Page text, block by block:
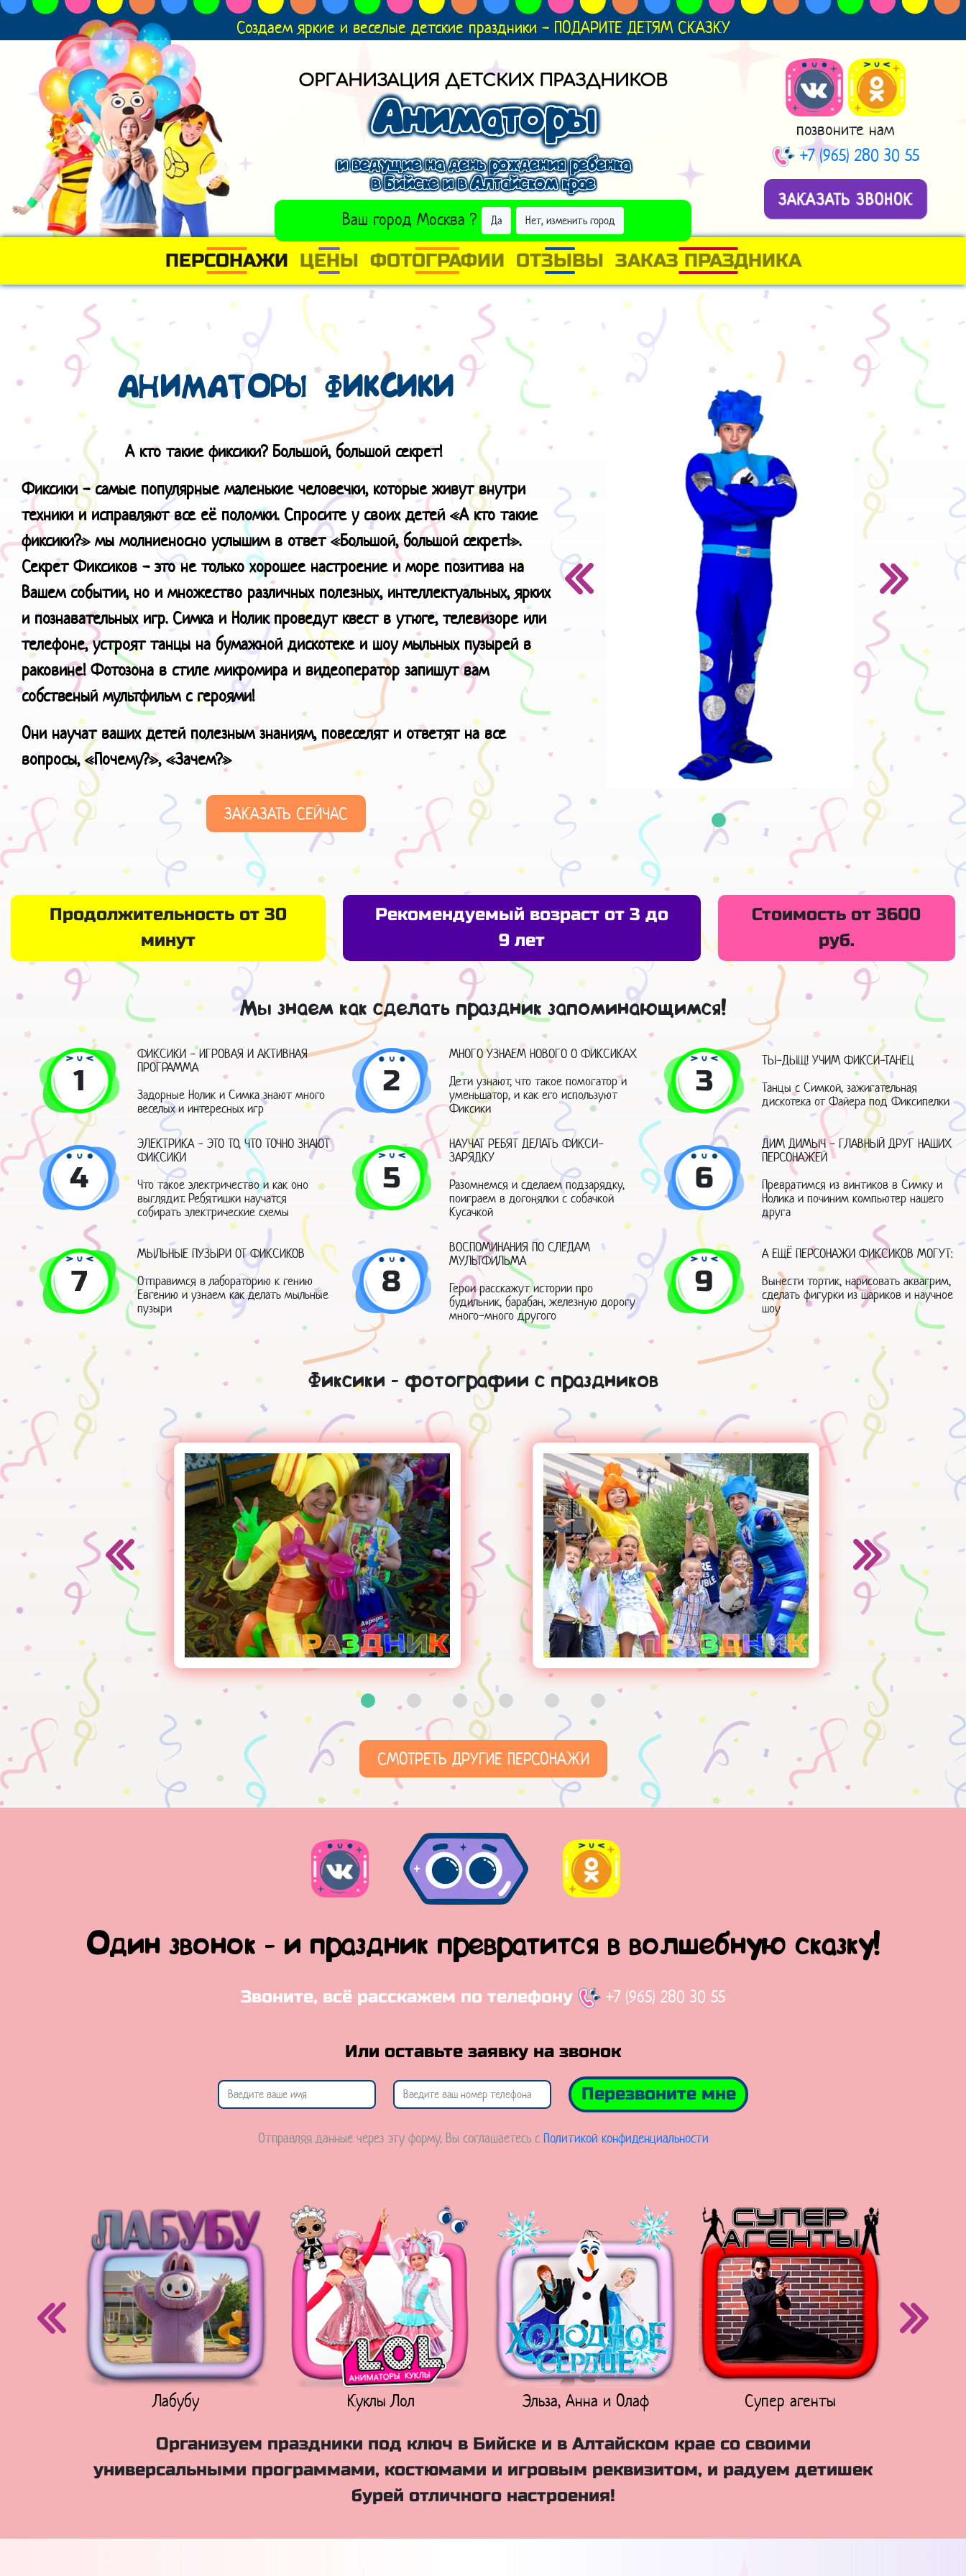
Создаем яркие и веселые детские праздники - ПОДАРИТЕ ДЕТЯМ СКАЗКУ
ОРГАНИЗАЦИЯ ДЕТСКИХ ПРАЗДНИКОВ
Аниматоры
и ведущие на день рождения ребенка
в Бийске и в Алтайском крае
Ваш город Москва ? Да Нет, изменить город
ВЫБРАТЬ ДРУГОЙ ГОРОД
позвоните нам
+7 (965) 280 30 55
ЗАКАЗАТЬ ЗВОНОК
ПЕРСОНАЖИ ЦЕНЫ ФОТОГРАФИИ ОТЗЫВЫ ЗАКАЗ ПРАЗДНИКА
АНИМАТОРЫ ФИКСИКИ
А кто такие фиксики? Большой, большой секрет!
Фиксики - самые популярные маленькие человечки, которые живут внутри
техники и исправляют все её поломки. Спросите у своих детей «А кто такие
фиксики?» мы молниеносно услышим в ответ «Большой, большой секрет!».
Секрет Фиксиков - это не только хорошее настроение и море позитива на
Вашем событии, но и множество различных полезных, интеллектуальных, ярких
и познавательных игр. Симка и Нолик проведут квест в утюге, телевизоре или
телефоне, устроят танцы на бумажной дискотеке и шоу мыльных пузырей в
раковине! Фотозона в стиле микромира и видеоператор запишут вам
собственый мультфильм с героями!
Они научат ваших детей полезным знаниям, повеселят и ответят на все
вопросы, «Почему?», «Зачем?»
ЗАКАЗАТЬ СЕЙЧАС
Продолжительность от 30
минут
Рекомендуемый возраст от 3 до
9 лет
Стоимость от 3600
руб.
Мы знаем как сделать праздник запоминающимся!
1
ФИКСИКИ - ИГРОВАЯ И АКТИВНАЯ
ПРОГРАММА
Задорные Нолик и Симка знают много
веселых и интересных игр
2
МНОГО УЗНАЕМ НОВОГО О ФИКСИКАХ
Дети узнают, что такое помогатор и
уменьшатор, и как его используют
Фиксики
3
ТЫ-ДЫЩ! УЧИМ ФИКСИ-ТАНЕЦ
Танцы с Симкой, зажигательная
дискотека от Файера под Фиксипелки
4
ЭЛЕКТРИКА - ЭТО ТО, ЧТО ТОЧНО ЗНАЮТ
ФИКСИКИ
Что такое электричество и как оно
выглядит. Ребятишки научатся
собирать электрические схемы
5
НАУЧАТ РЕБЯТ ДЕЛАТЬ ФИКСИ-
ЗАРЯДКУ
Разомнемся и сделаем подзарядку,
поиграем в догонялки с собачкой
Кусачкой
6
ДИМ ДИМЫЧ - ГЛАВНЫЙ ДРУГ НАШИХ
ПЕРСОНАЖЕЙ
Превратимся из винтиков в Симку и
Нолика и починим компьютер нашего
друга
7
МЫЛЬНЫЕ ПУЗЫРИ ОТ ФИКСИКОВ
Отправимся в лабораторию к гению
Евгению и узнаем как делать мыльные
пузыри
8
ВОСПОМИНАНИЯ ПО СЛЕДАМ
МУЛЬТФИЛЬМА
Герои расскажут истории про
будильник, барабан, железную дорогу
много-много другого
9
А ЕЩЁ ПЕРСОНАЖИ ФИКСИКОВ МОГУТ:
Вынести тортик, нарисовать аквагрим,
сделать фигурки из шариков и научное
шоу
Фиксики - фотографии с праздников
СМОТРЕТЬ ДРУГИЕ ПЕРСОНАЖИ
Один звонок - и праздник превратится в волшебную сказку!
Звоните, всё расскажем по телефону +7 (965) 280 30 55
Или оставьте заявку на звонок
Перезвоните мне
Отправляя данные через эту форму, Вы соглашаетесь с Политикой конфиденциальности
Лабубу Куклы Лол Эльза, Анна и Олаф Супер агенты
Организуем праздники под ключ в Бийске и в Алтайском крае со своими
универсальными программами, костюмами и игровым реквизитом, и радуем детишек
бурей отличного настроения!